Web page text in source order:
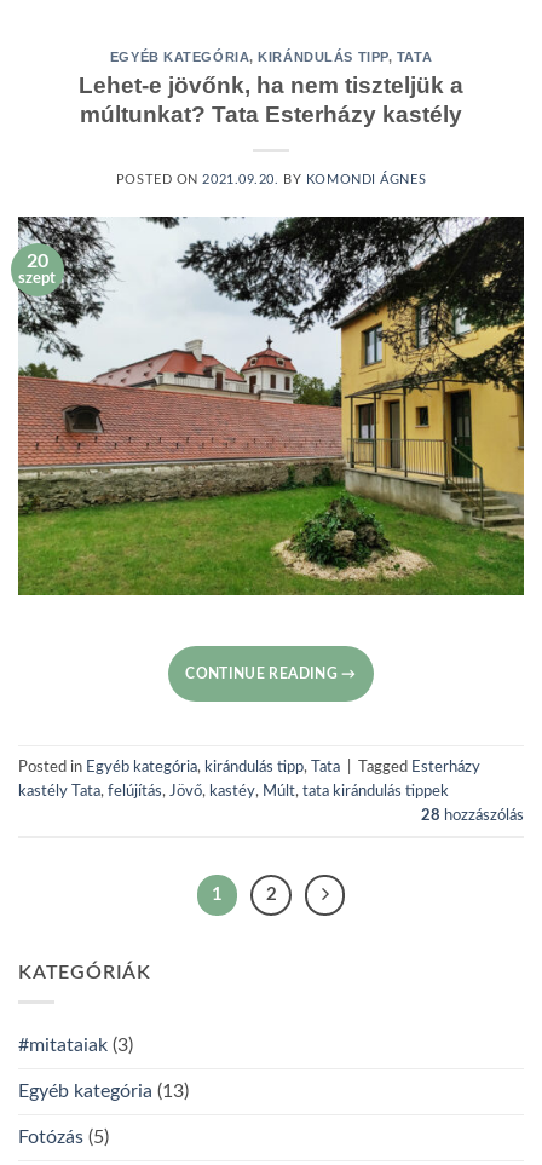
EGYÉB KATEGÓRIA, KIRÁNDULÁS TIPP, TATA
Lehet-e jövőnk, ha nem tiszteljük a
múltunkat? Tata Esterházy kastély
POSTED ON 2021.09.20. BY KOMONDI ÁGNES
20
szept
CONTINUE READING→
Posted in Egyéb kategória, kirándulás tipp, Tata Tagged Esterházy
kastély Tata, felújítás, Jövő, kastéy, Múlt, tata kirándulás tippek
28 hozzászólás
1 2
KATEGÓRIÁK
#mitataiak (3)
Egyéb kategória (13)
Fotózás (5)